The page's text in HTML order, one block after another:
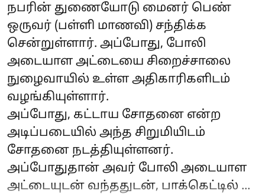
நபரின் துணையோடு மைனர் பெண்
ஒருவர் (பள்ளி மாணவி) சந்திக்க
சென்றுள்ளார். அப்போது, போலி
அடையாள அட்டையை சிறைச்சாலை
நுழைவாயில் உள்ள அதிகாரிகளிடம்
வழங்கியுள்ளார்.
அப்போது, கட்டாய சோதனை என்ற
அடிப்படையில் அந்த சிறுமியிடம்
சோதனை நடத்தியுள்ளனர்.
அப்போதுதான் அவர் போலி அடையாள
அட்டையுடன் வந்ததுடன், பாக்கெட்டில் ...